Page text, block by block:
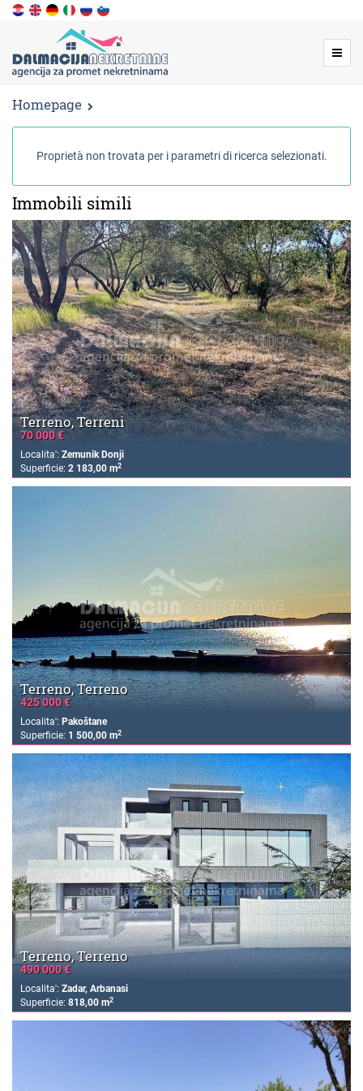
Menu
Homepage
Proprietà non trovata per i parametri di ricerca selezionati.
Immobili simili
Terreno, Terreni
70 000 €
Localita': Zemunik Donji
Superficie: 2 183,00 m2
Terreno, Terreno
425 000 €
Localita': Pakoštane
Superficie: 1 500,00 m2
Terreno, Terreno
490 000 €
Localita': Zadar, Arbanasi
Superficie: 818,00 m2